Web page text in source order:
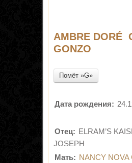
AMBRE DORÉ
GONZO
Помёт »G»
Дата рождения:
Отец: ELRAM’S
JOSEPH
Мать: NANCY NOVA